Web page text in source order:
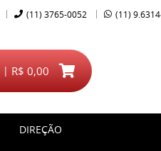
(11) 3765-0052 (11)
R$ 0,00
DIREÇÃO